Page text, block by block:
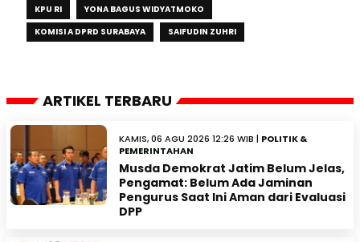
KPU RI
YONA BAGUS WIDYATMOKO
KOMISI A DPRD SURABAYA
SAIFUDIN ZUHRI
ARTIKEL TERBARU
KAMIS, 06 AGU 2026 12:26 WIB | POLITIK &
PEMERINTAHAN
Musda Demokrat Jatim Belum Jelas,
Pengamat: Belum Ada Jaminan
Pengurus Saat Ini Aman dari Evaluasi
DPP